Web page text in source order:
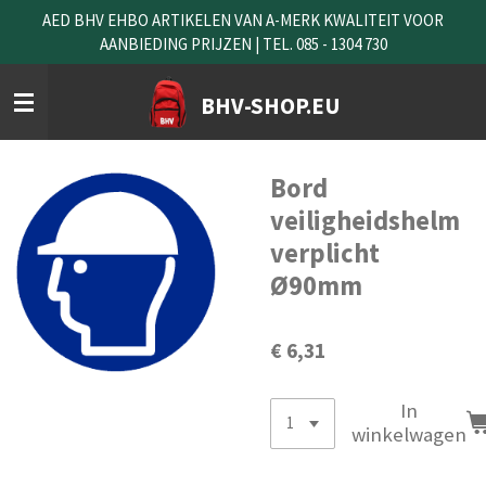
naar
de
hoofdinhoud
BHV-SHOP.EU
AED BHV EHBO ARTIKELEN VAN A-MERK KWALITEIT VOOR
AANBIEDING PRIJZEN | TEL. 085 - 1304 730
Bord
veiligheidshelm
verplicht
Ø90mm
€ 6,31
In
winkelwagen